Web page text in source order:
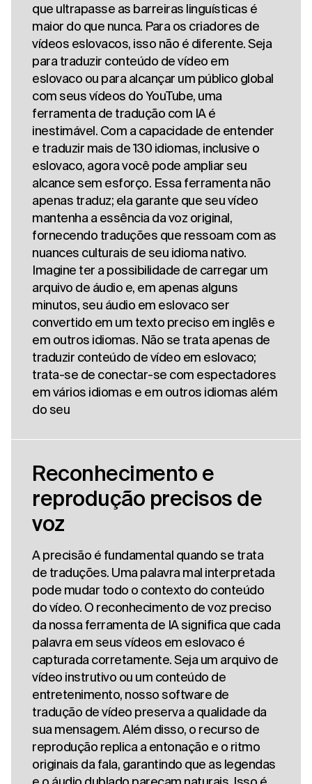
que ultrapasse as barreiras linguísticas é
maior do que nunca. Para os criadores de
vídeos eslovacos, isso não é diferente. Seja
para traduzir conteúdo de vídeo em
eslovaco ou para alcançar um público global
com seus vídeos do YouTube, uma
ferramenta de tradução com IA é
inestimável. Com a capacidade de entender
e traduzir mais de 130 idiomas, inclusive o
eslovaco, agora você pode ampliar seu
alcance sem esforço. Essa ferramenta não
apenas traduz; ela garante que seu vídeo
mantenha a essência da voz original,
fornecendo traduções que ressoam com as
nuances culturais de seu idioma nativo.
Imagine ter a possibilidade de carregar um
arquivo de áudio e, em apenas alguns
minutos, seu áudio em eslovaco ser
convertido em um texto preciso em inglês e
em outros idiomas. Não se trata apenas de
traduzir conteúdo de vídeo em eslovaco;
trata-se de conectar-se com espectadores
em vários idiomas e em outros idiomas além
do seu
Reconhecimento e
reprodução precisos de
voz
A precisão é fundamental quando se trata
de traduções. Uma palavra mal interpretada
pode mudar todo o contexto do conteúdo
do vídeo. O reconhecimento de voz preciso
da nossa ferramenta de IA significa que cada
palavra em seus vídeos em eslovaco é
capturada corretamente. Seja um arquivo de
vídeo instrutivo ou um conteúdo de
entretenimento, nosso software de
tradução de vídeo preserva a qualidade da
sua mensagem. Além disso, o recurso de
reprodução replica a entonação e o ritmo
originais da fala, garantindo que as legendas